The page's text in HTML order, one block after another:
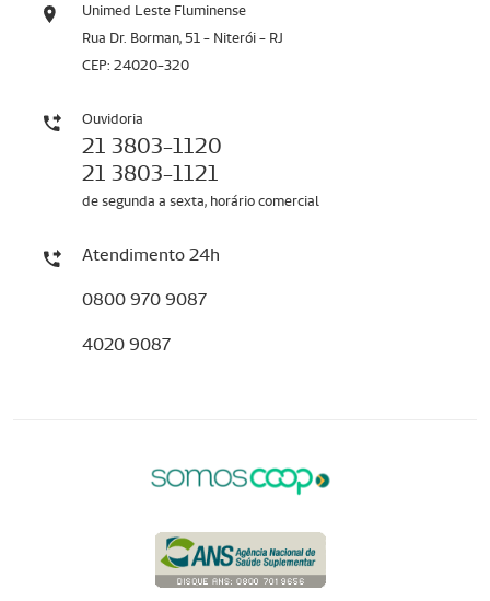
Unimed Leste Fluminense
Rua Dr. Borman, 51 - Niterói - RJ
CEP: 24020-320
Ouvidoria
21 3803-1120
21 3803-1121
de segunda a sexta, horário comercial
Atendimento 24h
0800 970 9087
4020 9087